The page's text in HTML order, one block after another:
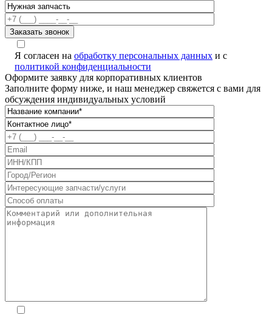
Я согласен на обработку персональных данных и с
политикой конфиденциальности
Оформите заявку для корпоративных клиентов
Заполните форму ниже, и наш менеджер свяжется с вами для
обсуждения индивидуальных условий